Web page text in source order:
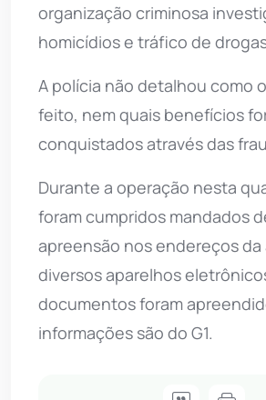
organização criminosa
homicídios e tráfico de
A polícia não detalhou como
feito, nem quais benefícios
conquistados através das
Durante a operação nesta
foram cumpridos mandados
apreensão nos endereços da
diversos aparelhos
documentos foram
informações são do G1.